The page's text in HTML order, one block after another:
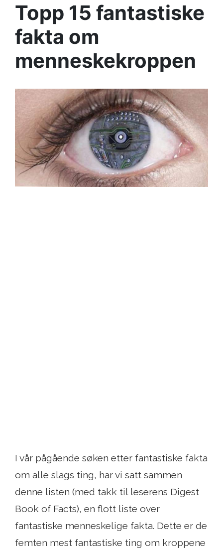
Topp 15 fantastiske
fakta om
menneskekroppen
I vår pågående søken etter fantastiske fakta
om alle slags ting, har vi satt sammen
denne listen (med takk til leserens Digest
Book of Facts), en flott liste over
fantastiske menneskelige fakta. Dette er de
femten mest fantastiske ting om kroppene